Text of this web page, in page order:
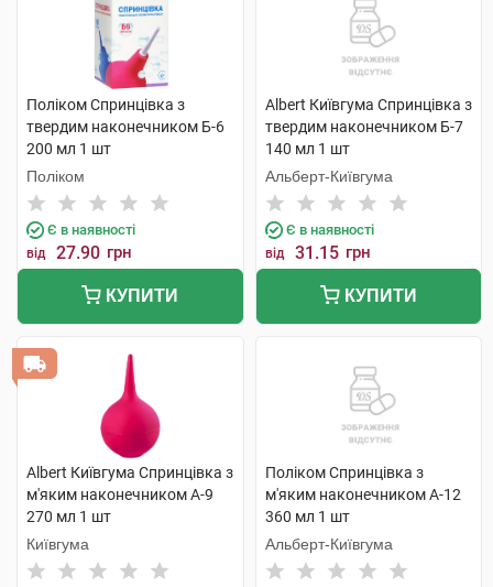
Поліком Спринцівка з
твердим наконечником Б-6
200 мл 1 шт
Поліком
Є в наявності
від 27.90 грн
КУПИТИ
Albert Київгума Спринцівка з
твердим наконечником Б-7
140 мл 1 шт
Альберт-Київгума
Є в наявності
від 31.15 грн
КУПИТИ
Albert Київгума Спринцівка з
м'яким наконечником А-9
270 мл 1 шт
Київгума
Поліком Спринцівка з
м'яким наконечником А-12
360 мл 1 шт
Альберт-Київгума